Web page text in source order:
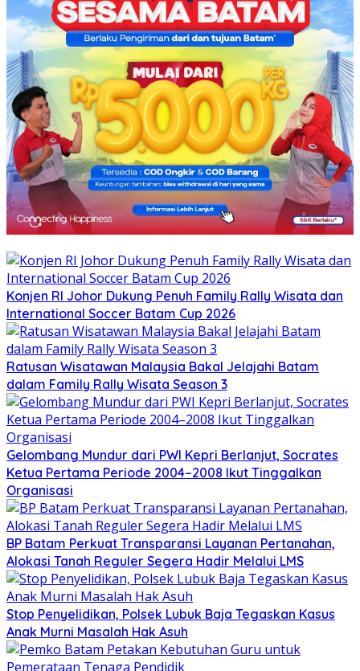
Konjen RI Johor Dukung Penuh Family Rally Wisata dan
International Soccer Batam Cup 2026
Ratusan Wisatawan Malaysia Bakal Jelajahi Batam
dalam Family Rally Wisata Season 3
Gelombang Mundur dari PWI Kepri Berlanjut, Socrates
Ketua Pertama Periode 2004–2008 Ikut Tinggalkan
Organisasi
BP Batam Perkuat Transparansi Layanan Pertanahan,
Alokasi Tanah Reguler Segera Hadir Melalui LMS
Stop Penyelidikan, Polsek Lubuk Baja Tegaskan Kasus
Anak Murni Masalah Hak Asuh